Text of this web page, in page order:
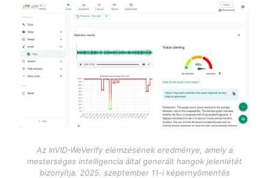
Image
Az InVID-WeVerify elemzésének eredménye, amely a
mesterséges intelligencia által generált hangok jelenlétét
bizonyítja. 2025. szeptember 11-i képernyőmentés